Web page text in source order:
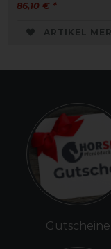
86,10 € *
ARTIKEL
Gutscheine